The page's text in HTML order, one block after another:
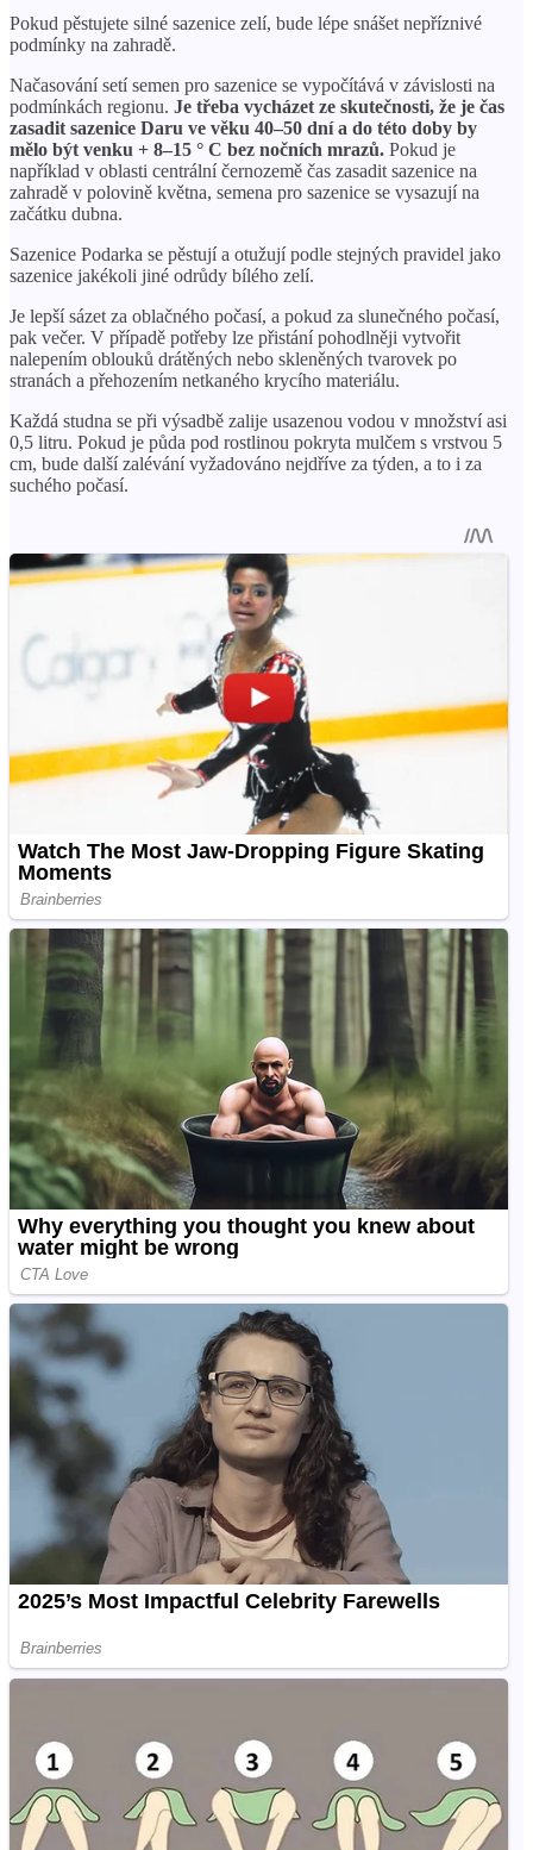
Pokud pěstujete silné sazenice zelí, bude lépe snášet nepříznivé
podmínky na zahradě.
Načasování setí semen pro sazenice se vypočítává v závislosti na
podmínkách regionu. Je třeba vycházet ze skutečnosti, že je čas
zasadit sazenice Daru ve věku 40–50 dní a do této doby by
mělo být venku + 8–15 ° C bez nočních mrazů. Pokud je
například v oblasti centrální černozemě čas zasadit sazenice na
zahradě v polovině května, semena pro sazenice se vysazují na
začátku dubna.
Sazenice Podarka se pěstují a otužují podle stejných pravidel jako
sazenice jakékoli jiné odrůdy bílého zelí.
Je lepší sázet za oblačného počasí, a pokud za slunečného počasí,
pak večer. V případě potřeby lze přistání pohodlněji vytvořit
nalepením oblouků drátěných nebo skleněných tvarovek po
stranách a přehozením netkaného krycího materiálu.
Každá studna se při výsadbě zalije usazenou vodou v množství asi
0,5 litru. Pokud je půda pod rostlinou pokryta mulčem s vrstvou 5
cm, bude další zalévání vyžadováno nejdříve za týden, a to i za
suchého počasí.